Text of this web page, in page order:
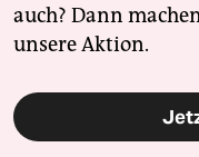
auch? Dann
unsere Aktion.